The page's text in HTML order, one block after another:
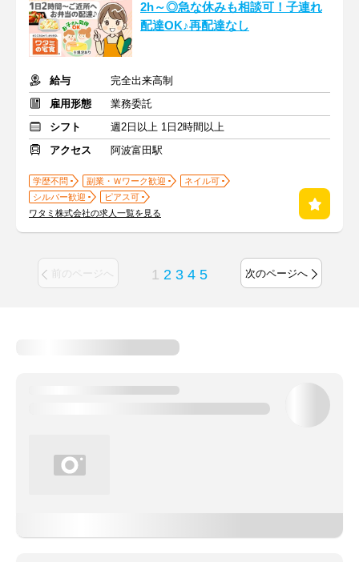
2h～◎急な休みも相談可！子連れ
配達OK♪再配達なし
給与
完全出来高制
雇用形態
業務委託
シフト
週2日以上 1日2時間以上
アクセス
阿波富田駅
学歴不問 副業・Ｗワーク歓迎
ネイル可
シルバー歓迎
ピアス可
ワタミ株式会社の求人一覧を見る
前のページへ 1 2 3 4 5 次のページへ